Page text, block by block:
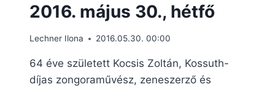
2016. május 30., hétfő
Lechner Ilona 2016.05.30. 00:00
64 éve született Kocsis Zoltán, Kossuth-
díjas zongoraművész, zeneszerző és